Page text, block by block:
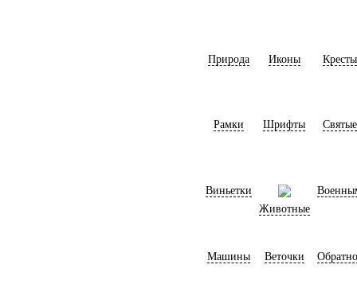
Природа Иконы Кресты
Рамки Шрифты Святые
Виньетки
Животные
Машины Веточки